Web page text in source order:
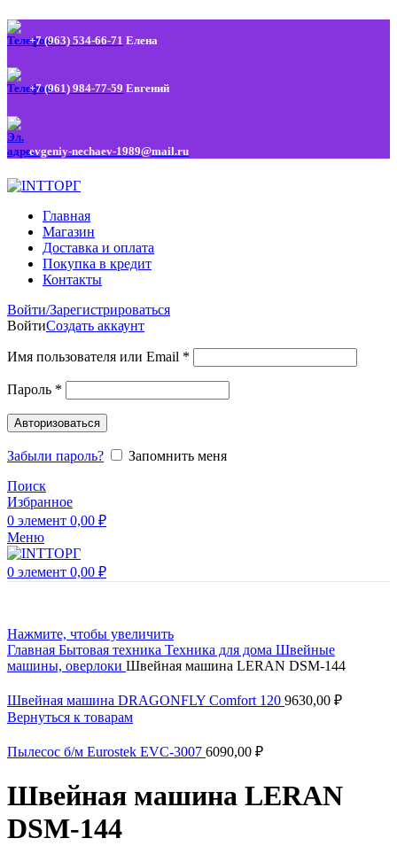
+7 (963) 534-66-71 Елена
+7 (961) 984-77-59 Евгений
evgeniy-nechaev-1989@mail.ru
Главная
Магазин
Доставка и оплата
Покупка в кредит
Контакты
Войти/Зарегистрироваться
ВойтиСоздать аккаунт
Имя пользователя или Email *
Пароль *
Авторизоваться
Забыли пароль?
Запомнить меня
Поиск
Избранное
0 элемент 0,00 ₽
Меню
0 элемент 0,00 ₽
Нажмите, чтобы увеличить
Главная Бытовая техника Техника для дома Швейные
машины, оверлоки Швейная машина LERAN DSM-144
Швейная машина DRAGONFLY Comfort 120 9630,00 ₽
Вернуться к товарам
Пылесос б/м Eurostek EVC-3007 6090,00 ₽
Швейная машина LERAN
DSM-144